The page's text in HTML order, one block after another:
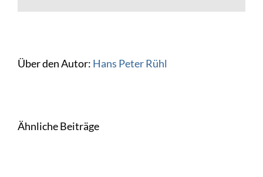
Über den Autor: Hans Peter Rühl
Ähnliche Beiträge